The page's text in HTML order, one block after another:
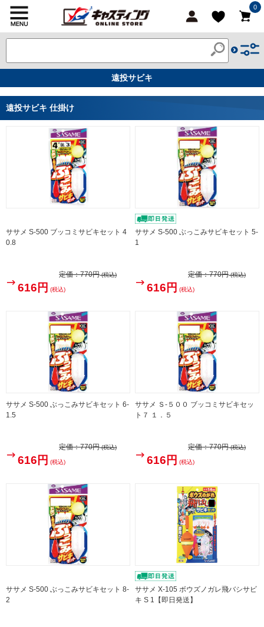
0
遠投サビキ
遠投サビキ 仕掛け
ササメ S-500 ブッコミサビキセット 4
0.8
定価：770円(税込)
616円 (税込)
ササメ S-500 ぶっこみサビキセット 5-
1
定価：770円(税込)
616円 (税込)
ササメ S-500 ぶっこみサビキセット 6-
1.5
定価：770円(税込)
616円 (税込)
ササメ Ｓ-５００ ブッコミサビキセッ
ト７ １．５
定価：770円(税込)
616円 (税込)
ササメ S-500 ぶっこみサビキセット 8-
2
ササメ X-105 ボウズノガレ飛バシサビ
キ S 1【即日発送】